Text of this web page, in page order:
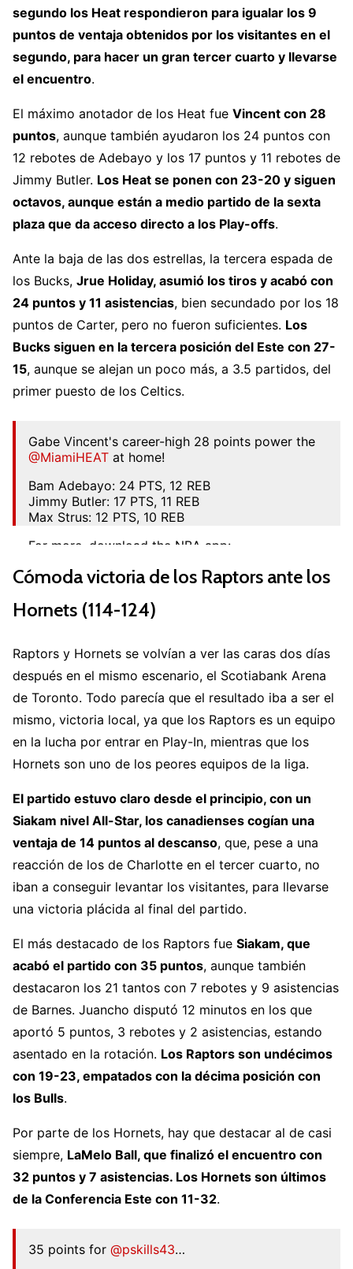
segundo los Heat respondieron para igualar los 9
puntos de ventaja obtenidos por los visitantes en el
segundo, para hacer un gran tercer cuarto y llevarse
el encuentro.
El máximo anotador de los Heat fue Vincent con 28
puntos, aunque también ayudaron los 24 puntos con
12 rebotes de Adebayo y los 17 puntos y 11 rebotes de
Jimmy Butler. Los Heat se ponen con 23-20 y siguen
octavos, aunque están a medio partido de la sexta
plaza que da acceso directo a los Play-offs.
Ante la baja de las dos estrellas, la tercera espada de
los Bucks, Jrue Holiday, asumió los tiros y acabó con
24 puntos y 11 asistencias, bien secundado por los 18
puntos de Carter, pero no fueron suficientes. Los
Bucks siguen en la tercera posición del Este con 27-
15, aunque se alejan un poco más, a 3.5 partidos, del
primer puesto de los Celtics.
Gabe Vincent's career-high 28 points power the
@MiamiHEAT at home!
Bam Adebayo: 24 PTS, 12 REB
Jimmy Butler: 17 PTS, 11 REB
Max Strus: 12 PTS, 10 REB
For more, download the NBA app:
pic.twitter.com/XyYVhlxaro
— NBA (@NBA)January 13, 2023
Cómoda victoria de los Raptors ante los
Hornets (114-124)
Raptors y Hornets se volvían a ver las caras dos días
después en el mismo escenario, el Scotiabank Arena
de Toronto. Todo parecía que el resultado iba a ser el
mismo, victoria local, ya que los Raptors es un equipo
en la lucha por entrar en Play-In, mientras que los
Hornets son uno de los peores equipos de la liga.
El partido estuvo claro desde el principio, con un
Siakam nivel All-Star, los canadienses cogían una
ventaja de 14 puntos al descanso, que, pese a una
reacción de los de Charlotte en el tercer cuarto, no
iban a conseguir levantar los visitantes, para llevarse
una victoria plácida al final del partido.
El más destacado de los Raptors fue Siakam, que
acabó el partido con 35 puntos, aunque también
destacaron los 21 tantos con 7 rebotes y 9 asistencias
de Barnes. Juancho disputó 12 minutos en los que
aportó 5 puntos, 3 rebotes y 2 asistencias, estando
asentado en la rotación. Los Raptors son undécimos
con 19-23, empatados con la décima posición con
los Bulls.
Por parte de los Hornets, hay que destacar al de casi
siempre, LaMelo Ball, que finalizó el encuentro con
32 puntos y 7 asistencias. Los Hornets son últimos
de la Conferencia Este con 11-32.
35 points for @pskills43…